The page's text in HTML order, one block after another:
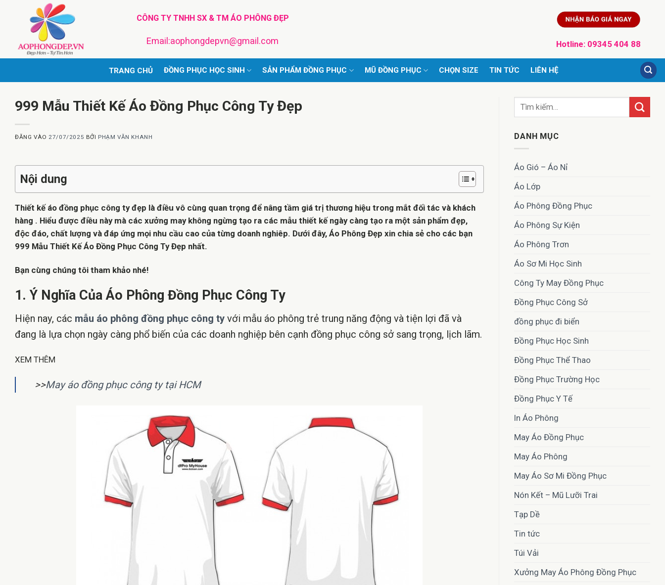
CÔNG TY TNHH SX & TM ÁO PHÔNG ĐẸP
Email:aophongdepvn@gmail.com Hotline: 09345 404 88
TRANG CHỦ ĐỒNG PHỤC HỌC SINH SẢN PHẨM ĐỒNG PHỤC MŨ ĐỒNG PHỤC CHỌN SIZE TIN TỨC LIÊN HỆ
999 Mẫu Thiết Kế Áo Đồng Phục Công Ty Đẹp
ĐĂNG VÀO 27/07/2025 BỞI PHẠM VĂN KHANH
Nội dung
Thiết kế áo đồng phục công ty đẹp là điều vô cùng quan trọng để nâng tầm giá trị thương hiệu trong mắt đối tác và khách
hàng . Hiểu được điều này mà các xưởng may không ngừng tạo ra các mẫu thiết kế ngày càng tạo ra một sản phẩm đẹp,
độc đáo, chất lượng và đáp ứng mọi nhu cầu cao của từng doanh nghiêp. Dưới đây, Áo Phông Đẹp xin chia sẻ cho các bạn
999 Mẫu Thiết Kế Áo Đồng Phục Công Ty Đẹp nhất.
Bạn cùng chúng tôi tham khảo nhé!
1. Ý Nghĩa Của Áo Phông Đồng Phục Công Ty
Hiện nay, các mẫu áo phông đồng phục công ty với mẫu áo phông trẻ trung năng động và tiện lợi đã và
đang là lựa chọn ngày càng phổ biến của các doanh nghiệp bên cạnh đồng phục công sở sang trọng, lịch lãm.
XEM THÊM
>>May áo đồng phục công ty tại HCM
DANH MỤC
Áo Gió – Áo Nỉ
Áo Lớp
Áo Phông Đồng Phục
Áo Phông Sự Kiện
Áo Phông Trơn
Áo Sơ Mi Học Sinh
Công Ty May Đồng Phục
Đồng Phục Công Sở
đồng phục đi biển
Đồng Phục Học Sinh
Đồng Phục Thể Thao
Đồng Phục Trường Học
Đồng Phục Y Tế
In Áo Phông
May Áo Đồng Phục
May Áo Phông
May Áo Sơ Mi Đồng Phục
Nón Kết – Mũ Lưỡi Trai
Tạp Dề
Tin tức
Túi Vải
Xưởng May Áo Phông Đồng Phục